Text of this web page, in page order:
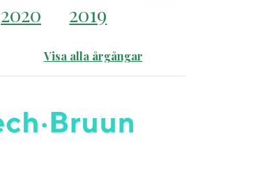
2020
2019
Visa alla årgångar